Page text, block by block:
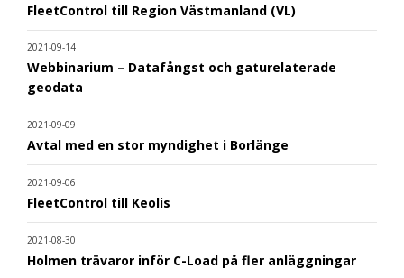
FleetControl till Region Västmanland (VL)
2021-09-14
Webbinarium – Datafångst och gaturelaterade
geodata
2021-09-09
Avtal med en stor myndighet i Borlänge
2021-09-06
FleetControl till Keolis
2021-08-30
Holmen trävaror inför C-Load på fler anläggningar